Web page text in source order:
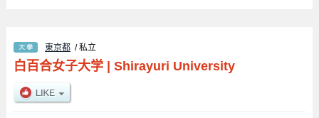
東京都 / 私立
白百合女子大学| Shirayuri University